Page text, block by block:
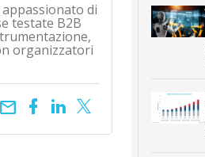
di
testate B2B
organizzatori
email